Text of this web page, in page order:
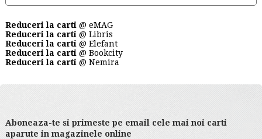
Reduceri la carti @ eMAG
Reduceri la carti @ Libris
Reduceri la carti @ Elefant
Reduceri la carti @ Bookcity
Reduceri la carti @ Nemira
Aboneaza-te si primeste pe email cele mai noi carti
aparute in magazinele online